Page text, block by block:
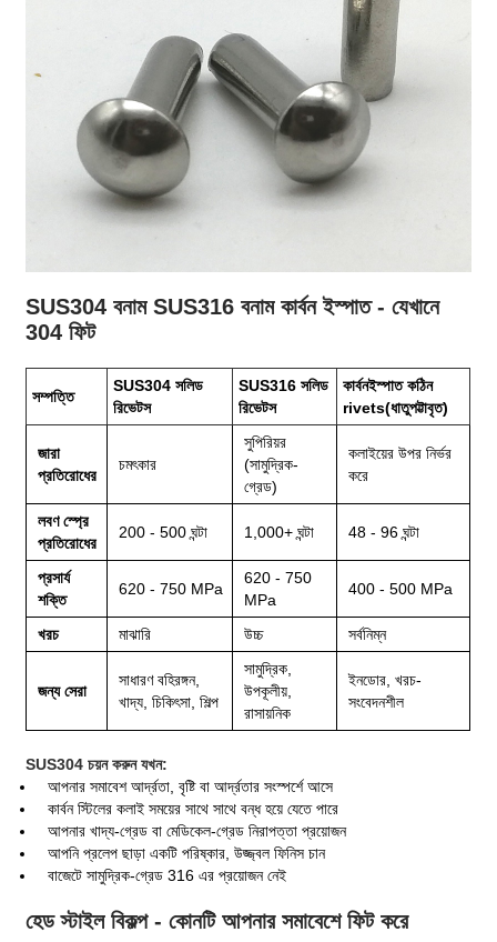
SUS304 বনাম SUS316 বনাম কার্বন ইস্পাত - যেখানে
304 ফিট
সম্পত্তি
SUS304 সলিড
রিভেটস
SUS316 সলিড
রিভেটস
কার্বনইস্পাত কঠিন
rivets(ধাতুপট্টাবৃত)
জারা
প্রতিরোধের
চমৎকার
সুপিরিয়র
(সামুদ্রিক-
গ্রেড)
কলাইয়ের উপর নির্ভর
করে
লবণ স্প্রে
প্রতিরোধের
200 - 500 ঘন্টা 1,000+ ঘন্টা 48 - 96 ঘন্টা
প্রসার্য
শক্তি
620 - 750 MPa
620 - 750
MPa
400 - 500 MPa
খরচ মাঝারি উচ্চ সর্বনিম্ন
জন্য সেরা
সাধারণ বহিরঙ্গন,
খাদ্য, চিকিৎসা, শিল্প
সামুদ্রিক,
উপকূলীয়,
রাসায়নিক
ইনডোর, খরচ-
সংবেদনশীল
SUS304 চয়ন করুন যখন:
আপনার সমাবেশ আর্দ্রতা, বৃষ্টি বা আর্দ্রতার সংস্পর্শে আসে
কার্বন স্টিলের কলাই সময়ের সাথে সাথে বন্ধ হয়ে যেতে পারে
আপনার খাদ্য-গ্রেড বা মেডিকেল-গ্রেড নিরাপত্তা প্রয়োজন
আপনি প্রলেপ ছাড়া একটি পরিষ্কার, উজ্জ্বল ফিনিস চান
বাজেটে সামুদ্রিক-গ্রেড 316 এর প্রয়োজন নেই
হেড স্টাইল বিকল্প - কোনটি আপনার সমাবেশে ফিট করে